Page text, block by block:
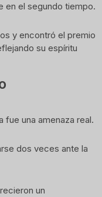
en el segundo tiempo.
y encontró el premio
su espíritu
fue una amenaza real.
dos veces ante la
un